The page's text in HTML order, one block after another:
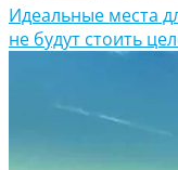
Идеальные места
не будут стоить